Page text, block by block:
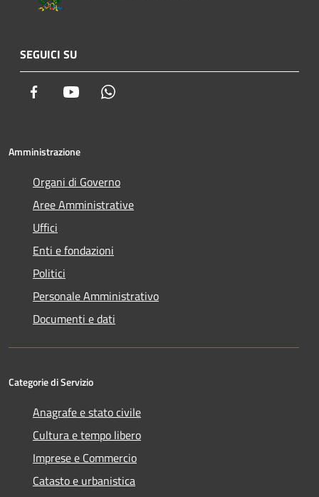
SEGUICI SU
Facebook Youtube
Amministrazione
Organi di Governo
Aree Amministrative
Uffici
Enti e fondazioni
Politici
Personale Amministrativo
Documenti e dati
Categorie di Servizio
Anagrafe e stato civile
Cultura e tempo libero
Imprese e Commercio
Catasto e urbanistica